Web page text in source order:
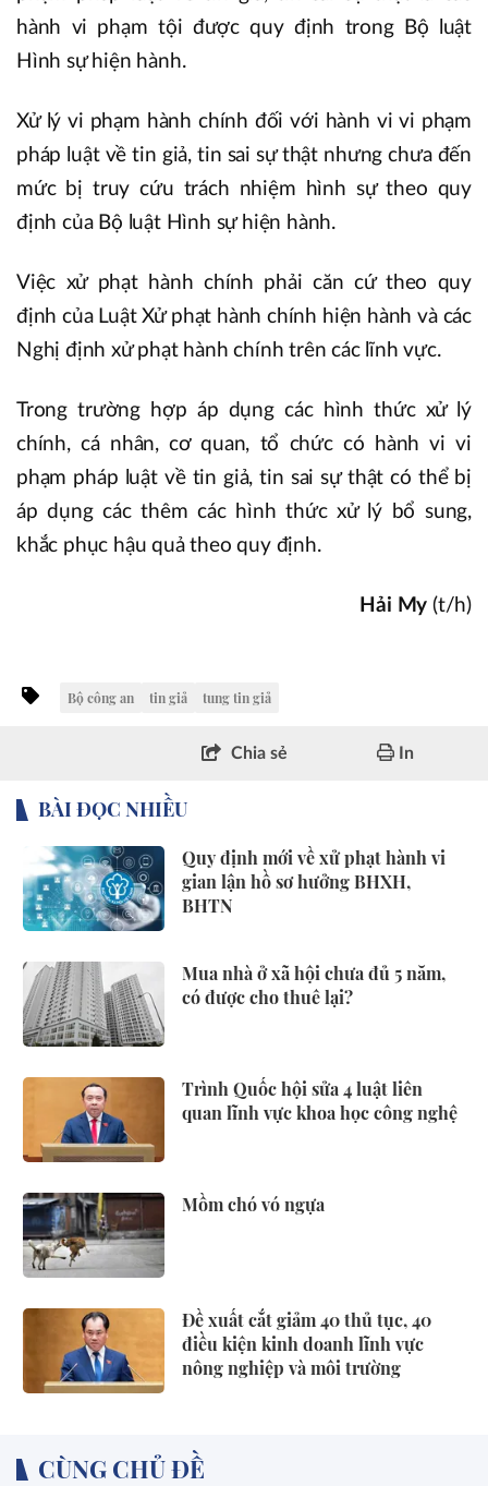
hành vi phạm tội được quy định trong Bộ luật
Hình sự hiện hành.
Xử lý vi phạm hành chính đối với hành vi vi phạm
pháp luật về tin giả, tin sai sự thật nhưng chưa đến
mức bị truy cứu trách nhiệm hình sự theo quy
định của Bộ luật Hình sự hiện hành.
Việc xử phạt hành chính phải căn cứ theo quy
định của Luật Xử phạt hành chính hiện hành và các
Nghị định xử phạt hành chính trên các lĩnh vực.
Trong trường hợp áp dụng các hình thức xử lý
chính, cá nhân, cơ quan, tổ chức có hành vi vi
phạm pháp luật về tin giả, tin sai sự thật có thể bị
áp dụng các thêm các hình thức xử lý bổ sung,
khắc phục hậu quả theo quy định.
Hải My (t/h)
Bộ công an tin giả tung tin giả
Chia sẻ In
BÀI ĐỌC NHIỀU
Quy định mới về xử phạt hành vi
gian lận hồ sơ hưởng BHXH,
BHTN
Mua nhà ở xã hội chưa đủ 5 năm,
có được cho thuê lại?
Trình Quốc hội sửa 4 luật liên
quan lĩnh vực khoa học công nghệ
Mồm chó vó ngựa
Đề xuất cắt giảm 40 thủ tục, 40
điều kiện kinh doanh lĩnh vực
nông nghiệp và môi trường
CÙNG CHỦ ĐỀ